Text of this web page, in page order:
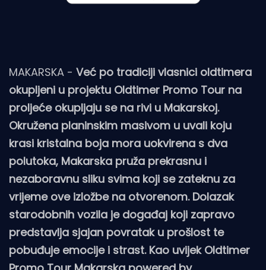
MAKARSKA - Već po tradiciji vlasnici oldtimera
okupljeni u projektu Oldtimer Promo Tour na
proljeće okupljaju se na rivi u Makarskoj.
Okružena planinskim masivom u uvali koju
krasi kristalna boja mora uokvirena s dva
polutoka, Makarska pruža prekrasnu i
nezaboravnu sliku svima koji se zateknu za
vrijeme ove izložbe na otvorenom. Dolazak
starodobnih vozila je događaj koji zapravo
predstavlja sjajan povratak u prošlost te
pobuđuje emocije i strast. Kao uvijek Oldtimer